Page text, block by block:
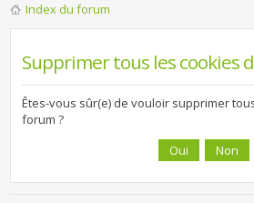
Index du forum
Supprimer tous les cookies
Êtes-vous sûr(e) de vouloir supprimer
forum ?